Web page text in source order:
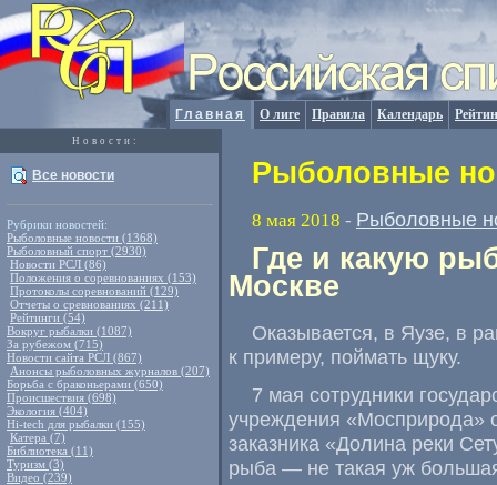
Главная О лиге Правила Календарь
Новости:
Все новости
Рубрики новостей:
Рыболовные новости (1368)
Рыболовный спорт (2930)
Новости РСЛ (86)
Положения о соревнованиях (153)
Протоколы соревнований (129)
Отчеты о сревнованиях (211)
Рейтинги (54)
Вокруг рыбалки (1087)
За рубежом (715)
Новости сайта РСЛ (867)
Анонсы рыболовных журналов (207)
Борьба с браконьерами (650)
Происшествия (698)
Экология (404)
Hi-tech для рыбалки (155)
Катера (7)
Библиотека (11)
Туризм (3)
Видео (239)
Рыболовные
8 мая 2018 - Рыболовные
Где и какую
Москве
Оказывается, в Яузе, в
к примеру, поймать щуку.
7 мая сотрудники
учреждения «Мосприрода»
заказника «Долина реки
рыба — не такая уж